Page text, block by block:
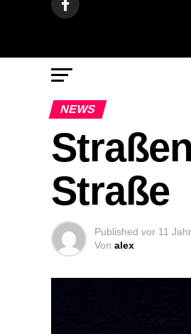
NEWS
Straße
Published vor 11
Von alex